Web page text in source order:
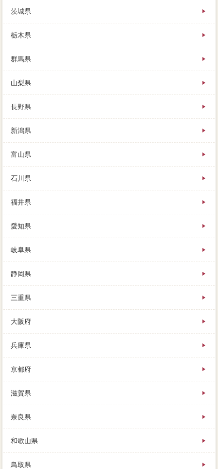
茨城県
栃木県
群馬県
山梨県
長野県
新潟県
富山県
石川県
福井県
愛知県
岐阜県
静岡県
三重県
大阪府
兵庫県
京都府
滋賀県
奈良県
和歌山県
鳥取県